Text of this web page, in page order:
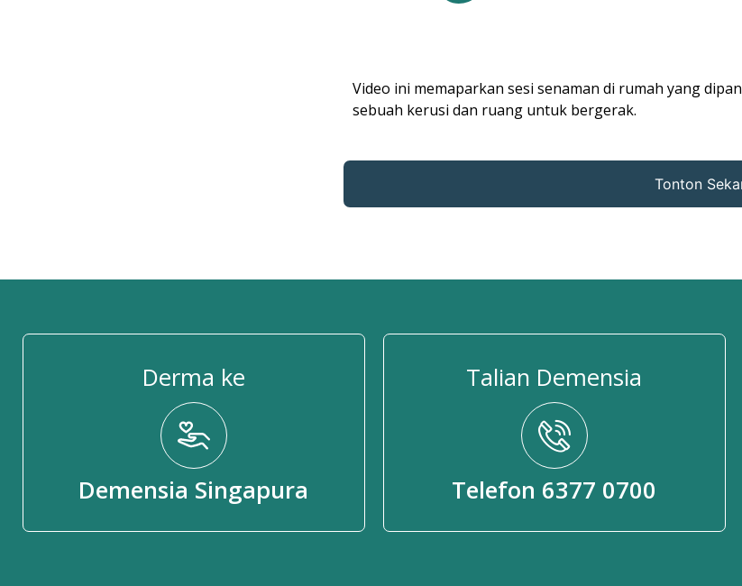
Video ini memaparkan sesi senaman di rumah yang
sebuah kerusi dan ruang untuk bergerak.
Tonton
Derma ke
Demensia Singapura
Talian Demensia
Telefon 6377 0700